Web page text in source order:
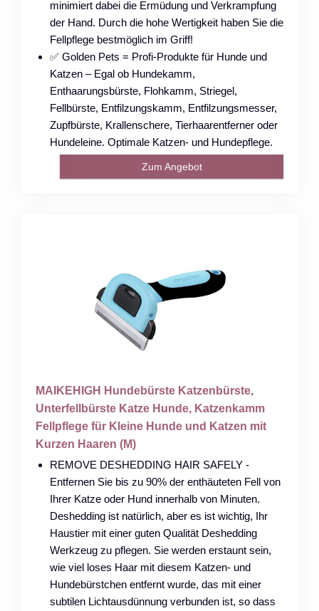
minimiert dabei die Ermüdung und Verkrampfung
der Hand. Durch die hohe Wertigkeit haben Sie die
Fellpflege bestmöglich im Griff!
✅ Golden Pets = Profi-Produkte für Hunde und
Katzen – Egal ob Hundekamm,
Enthaarungsbürste, Flohkamm, Striegel,
Fellbürste, Entfilzungskamm, Entfilzungsmesser,
Zupfbürste, Krallenschere, Tierhaarentferner oder
Hundeleine. Optimale Katzen- und Hundepflege.
Zum Angebot
MAIKEHIGH Hundebürste Katzenbürste,
Unterfellbürste Katze Hunde, Katzenkamm
Fellpflege für Kleine Hunde und Katzen mit
Kurzen Haaren (M)
REMOVE DESHEDDING HAIR SAFELY -
Entfernen Sie bis zu 90% der enthäuteten Fell von
Ihrer Katze oder Hund innerhalb von Minuten.
Deshedding ist natürlich, aber es ist wichtig, Ihr
Haustier mit einer guten Qualität Deshedding
Werkzeug zu pflegen. Sie werden erstaunt sein,
wie viel loses Haar mit diesem Katzen- und
Hundebürstchen entfernt wurde, das mit einer
subtilen Lichtausdünnung verbunden ist, so dass